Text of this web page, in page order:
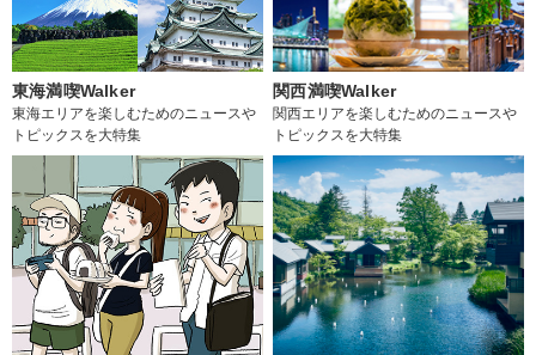
東海満喫Walker
東海エリアを楽しむためのニュースや
トピックスを大特集
関西満喫Walker
関西エリアを楽しむためのニュースや
トピックスを大特集